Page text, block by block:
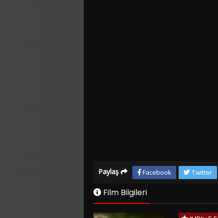
Paylaş Facebook Twitter
Film Bilgileri